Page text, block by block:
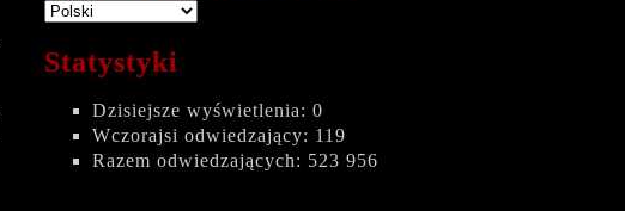
Statystyki
Dzisiejsze wyświetlenia: 0
Wczorajsi odwiedzający: 119
Razem odwiedzających: 523 956